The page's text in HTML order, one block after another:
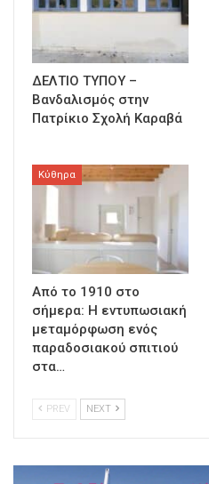
ΔΕΛΤΙΟ ΤΥΠΟΥ –
Βανδαλισμός στην
Πατρίκιο Σχολή Καραβά
Κύθηρα
Από το 1910 στο
σήμερα: Η εντυπωσιακή
μεταμόρφωση ενός
παραδοσιακού σπιτιού
στα…
PREV NEXT